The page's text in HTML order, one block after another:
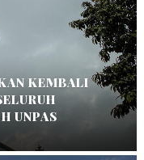
KEMBALI
UNPAS